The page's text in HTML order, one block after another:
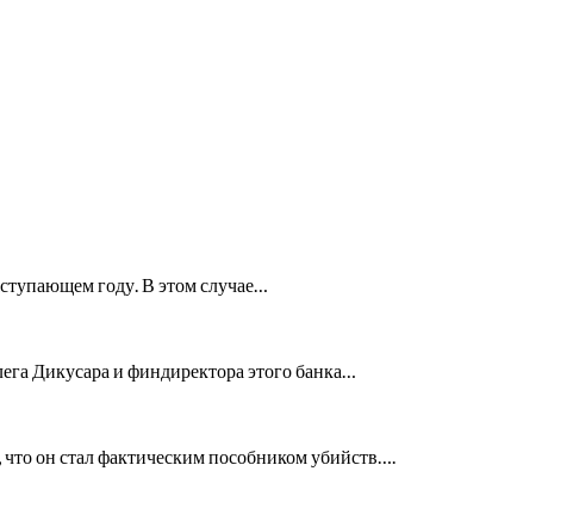
году. В этом случае…
Дикусара и финдиректора этого банка…
он стал фактическим пособником убийств….